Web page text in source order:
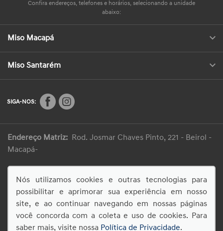
Confira endereços, telefones e horários, selecionando a unidade
abaixo:
Miso Macapá
Miso Santarém
SIGA-NOS:
Endereço Matriz: Rod. Josmar Chaves Pinto, 221 - Beirol -
Macapá-
Nós utilizamos cookies e outras tecnologias para
possibilitar e aprimorar sua experiência em nosso
site, e ao continuar navegando em nossas páginas
você concorda com a coleta e uso de cookies. Para
saber mais, visite nossa Política de Privacidade.